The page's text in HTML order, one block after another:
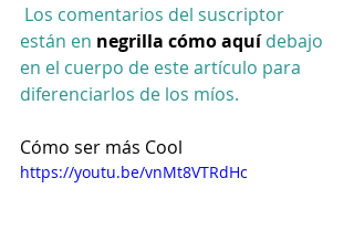
Los comentarios del suscriptor
están en negrilla cómo aquí debajo
en el cuerpo de este artículo para
diferenciarlos de los míos.
Cómo ser más Cool
https://youtu.be/vnMt8VTRdHc